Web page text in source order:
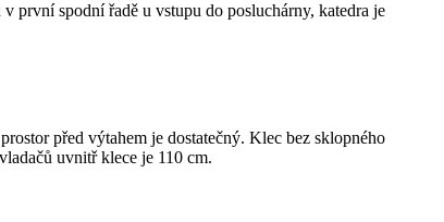
první spodní řadě u vstupu do posluchárny, katedra je
před výtahem je dostatečný. Klec bez sklopného
uvnitř klece je 110 cm.